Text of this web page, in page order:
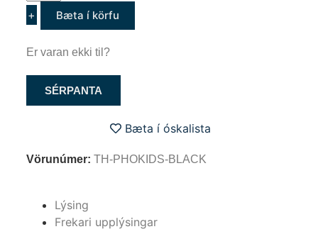
+ Bæta í körfu
Er varan ekki til?
SÉRPANTA
Bæta í óskalista
Vörunúmer: TH-PHOKIDS-BLACK
Lýsing
Frekari upplýsingar